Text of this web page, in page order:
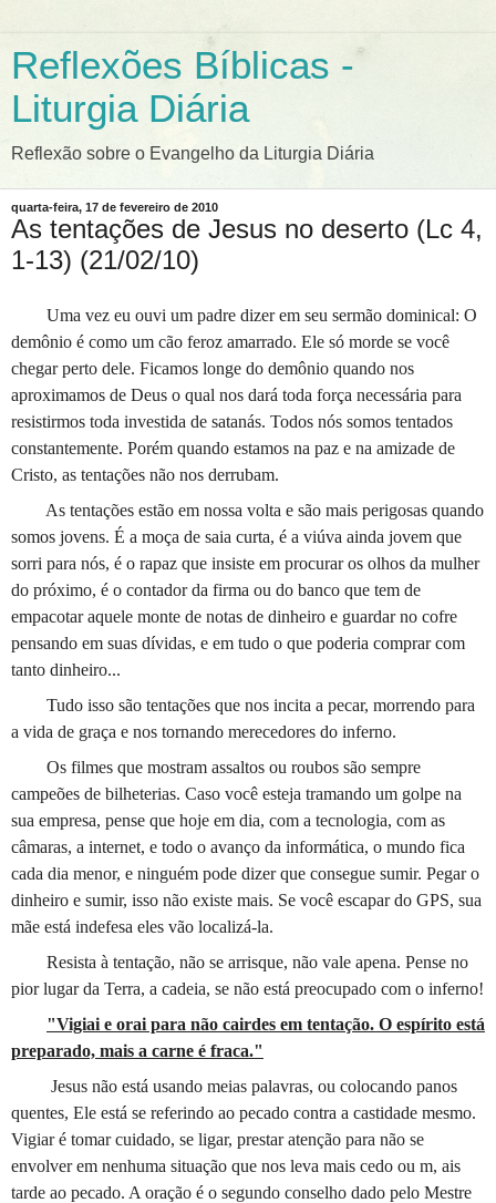
Reflexões Bíblicas -
Liturgia Diária
Reflexão sobre o Evangelho da Liturgia Diária
quarta-feira, 17 de fevereiro de 2010
As tentações de Jesus no deserto (Lc 4,
1-13) (21/02/10)
Uma vez eu ouvi um padre dizer em seu sermão dominical: O
demônio é como um cão feroz amarrado. Ele só morde se você
chegar perto dele. Ficamos longe do demônio quando nos
aproximamos de Deus o qual nos dará toda força necessária para
resistirmos toda investida de satanás. Todos nós somos tentados
constantemente. Porém quando estamos na paz e na amizade de
Cristo, as tentações não nos derrubam.
As tentações estão em nossa volta e são mais perigosas quando
somos jovens. É a moça de saia curta, é a viúva ainda jovem que
sorri para nós, é o rapaz que insiste em procurar os olhos da mulher
do próximo, é o contador da firma ou do banco que tem de
empacotar aquele monte de notas de dinheiro e guardar no cofre
pensando em suas dívidas, e em tudo o que poderia comprar com
tanto dinheiro...
Tudo isso são tentações que nos incita a pecar, morrendo para
a vida de graça e nos tornando merecedores do inferno.
Os filmes que mostram assaltos ou roubos são sempre
campeões de bilheterias. Caso você esteja tramando um golpe na
sua empresa, pense que hoje em dia, com a tecnologia, com as
câmaras, a internet, e todo o avanço da informática, o mundo fica
cada dia menor, e ninguém pode dizer que consegue sumir. Pegar o
dinheiro e sumir, isso não existe mais. Se você escapar do GPS, sua
mãe está indefesa eles vão localizá-la.
Resista à tentação, não se arrisque, não vale apena. Pense no
pior lugar da Terra, a cadeia, se não está preocupado com o inferno!
"Vigiai e orai para não cairdes em tentação. O espírito está
preparado, mais a carne é fraca."
Jesus não está usando meias palavras, ou colocando panos
quentes, Ele está se referindo ao pecado contra a castidade mesmo.
Vigiar é tomar cuidado, se ligar, prestar atenção para não se
envolver em nenhuma situação que nos leva mais cedo ou m, ais
tarde ao pecado. A oração é o segundo conselho dado pelo Mestre